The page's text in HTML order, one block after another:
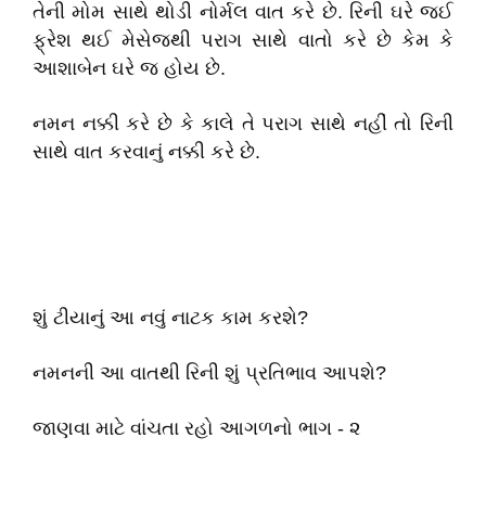
તેની મોમ સાથે થોડી નોર્મલ વાત કરે છે. રિની ઘરે જઈ
ફ્રેશ થઈ મેસેજથી પરાગ સાથે વાતો કરે છે કેમ કે
આશાબેન ઘરે જ હોય છે.
નમન નક્કી કરે છે કે કાલે તે પરાગ સાથે નહીં તો રિની
સાથે વાત કરવાનું નક્કી કરે છે.
શું ટીયાનું આ નવું નાટક કામ કરશે?
નમનની આ વાતથી રિની શું પ્રતિભાવ આપશે?
જાણવા માટે વાંચતા રહો આગળનો ભાગ - ૨